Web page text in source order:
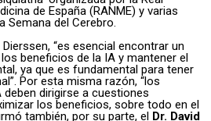
de España (RANME) y varias
Semana del Cerebro.
“es esencial encontrar un
beneficios de la IA y mantener el
ya que es fundamental para tener
Por esta misma razón, “los
dirigirse a cuestiones
los beneficios, sobre todo en el
también, por su parte, el Dr. David